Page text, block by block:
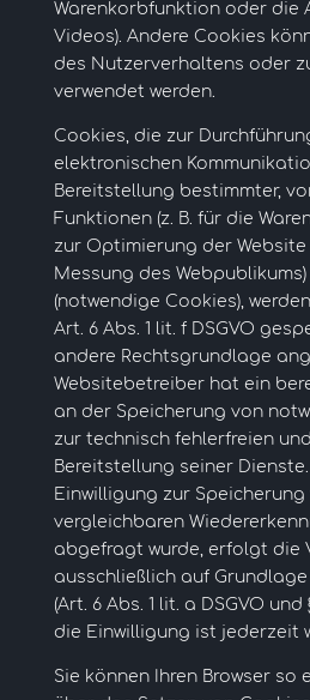
Warenkorbfunktion oder die
Videos). Andere Cookies
des Nutzerverhaltens oder
verwendet werden.
Cookies, die zur
elektronischen
Bereitstellung bestimmter,
Funktionen (z. B. für die
zur Optimierung der Website
Messung des
(notwendige Cookies),
Art. 6 Abs. 1 lit. f DSGVO
andere Rechtsgrundlage
Websitebetreiber hat ein
an der Speicherung von
zur technisch fehlerfreien
Bereitstellung seiner
Einwilligung zur
vergleichbaren
abgefragt wurde, erfolgt die
ausschließlich auf
(Art. 6 Abs. 1 lit. a DSGVO und
die Einwilligung ist jederzeit
Sie können Ihren Browser so